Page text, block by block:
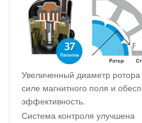
Увеличенный диаметр
силе магнитного поля и
эффективность.
Система контроля улучшена